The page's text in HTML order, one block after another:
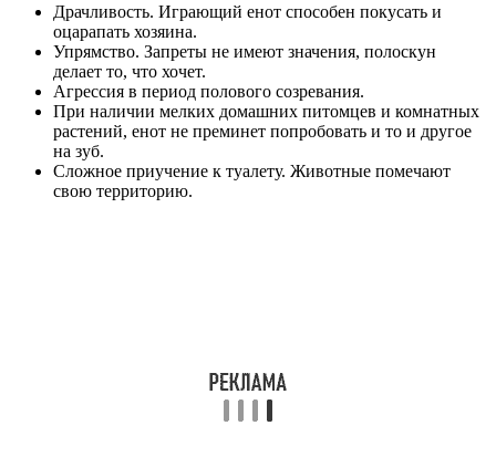
Драчливость. Играющий енот способен покусать и
оцарапать хозяина.
Упрямство. Запреты не имеют значения, полоскун
делает то, что хочет.
Агрессия в период полового созревания.
При наличии мелких домашних питомцев и комнатных
растений, енот не преминет попробовать и то и другое
на зуб.
Сложное приучение к туалету. Животные помечают
свою территорию.